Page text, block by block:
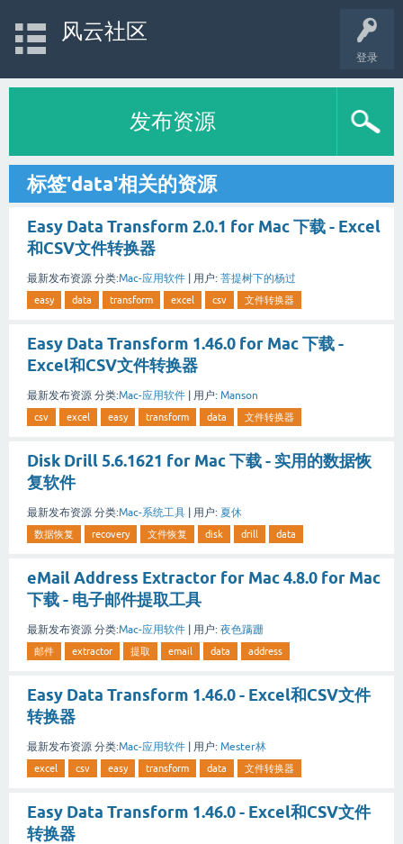
登录
风云社区
发布资源
标签'data'相关的资源
Easy Data Transform 2.0.1 for Mac 下载 - Excel
和CSV文件转换器
最新发布资源 分类:Mac-应用软件 用户: 菩提树下的杨过
easy data transform excel csv 文件转换器
Easy Data Transform 1.46.0 for Mac 下载 -
Excel和CSV文件转换器
最新发布资源 分类:Mac-应用软件 用户: Manson
csv excel easy transform data 文件转换器
Disk Drill 5.6.1621 for Mac 下载 - 实用的数据恢
复软件
最新发布资源 分类:Mac-系统工具 用户: 夏休
数据恢复 recovery 文件恢复 disk drill data
eMail Address Extractor for Mac 4.8.0 for Mac
下载 - 电子邮件提取工具
最新发布资源 分类:Mac-应用软件 | 用户: 夜色蹒跚
邮件 extractor 提取 email data address
Easy Data Transform 1.46.0 - Excel和CSV文件
转换器
最新发布资源 分类:Mac-应用软件 | 用户: Mester林
excel csv easy transform data 文件转换器
Easy Data Transform 1.46.0 - Excel和CSV文件
转换器